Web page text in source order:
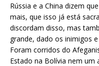
Rússia e a China dizem
mais, que isso já está
discordam disso, mas
grande, dado os inimigos
Foram corridos do
Estado na Bolívia nem um